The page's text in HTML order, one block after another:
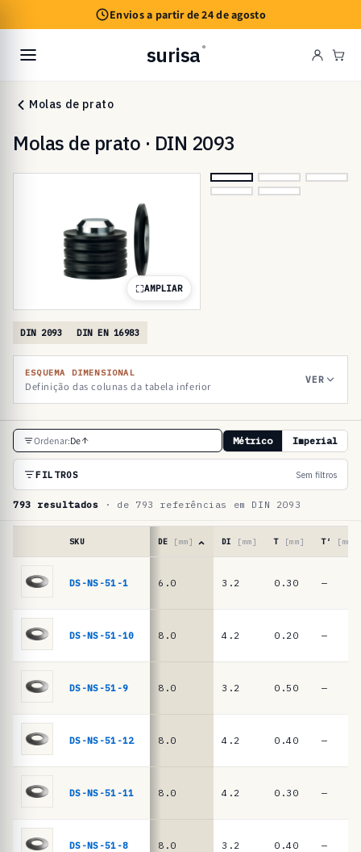
conteúdo
Envios a partir de 24 de agosto
surisa ®
Molas de prato
Molas de prato · DIN 2093
AMPLIAR
DIN 2093 DIN EN 16983
ESQUEMA DIMENSIONAL
Definição das colunas da tabela inferior
VER
T
a
e
l
f
ê
c
Ordenar:De Métrico Imperial
FILTROS Sem filtros
793 resultados · de 793 referências em DIN 2093
molas
prato
2093
DIN
16983
SKU DE [mm] DI [mm] T [mm] T′ [mm]
DS-NS-51-1 6.0 3.2 0.30 —
DS-NS-51-10 8.0 4.2 0.20 —
DS-NS-51-9 8.0 3.2 0.50 —
DS-NS-51-12 8.0 4.2 0.40 —
DS-NS-51-11 8.0 4.2 0.30 —
DS-NS-51-8 8.0 3.2 0.40 —